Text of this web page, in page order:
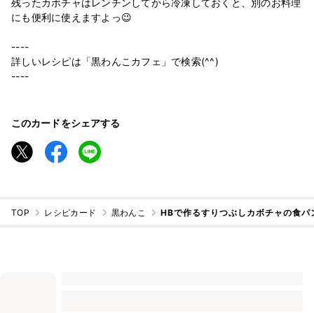
残ったカボチャはレンチンしてから冷凍しておくと、別のお料理
にも便利に使えますよっ😉
----
詳しいレシピは「黒わんこカフェ」で検索(^^)
----
このカードをシェアする
TOP レシピカード 黒わんこ HBで作るすりつぶしカボチャの食パ